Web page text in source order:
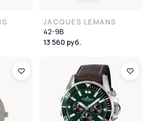
JACQUES LEMANS
42-9B
13 560 руб.